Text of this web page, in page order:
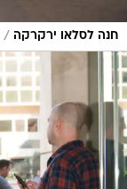
חנה לסלאו ירקרקה /